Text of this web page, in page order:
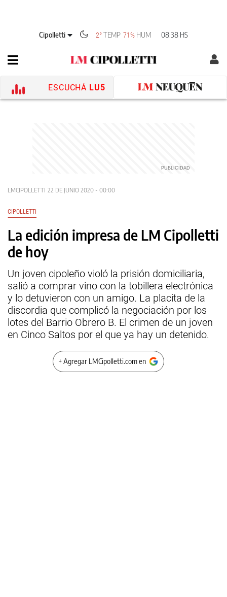
Cipolletti 2° TEMP 71% HUM 08:38 HS
ESCUCHÁ LU5
LMCIPOLLETTI 22 DE JUNIO 2020 - 00:00
CIPOLLETTI
La edición impresa de LM Cipolletti
de hoy
Un joven cipoleño violó la prisión domiciliaria,
salió a comprar vino con la tobillera electrónica
y lo detuvieron con un amigo. La placita de la
discordia que complicó la negociación por los
lotes del Barrio Obrero B. El crimen de un joven
en Cinco Saltos por el que ya hay un detenido.
+ Agregar LMCipolletti.com en